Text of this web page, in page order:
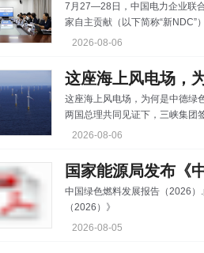
7月27—28日，中国电力企业联
家自主贡献（以下简称“新NDC”
NDC目标要求，深入了解全国
体系、服务国家“双碳”目标实现
副总工程师金和平出席座谈会。
重要组成部分，是落实国
2026-08-06
这座海上风电场，
这座海上风电场，为何是中德绿色合作标杆？ 十年前的
两国总理共同见证下，三峡集团
目80%股权。同年7月19日，三
来，三峡集团立足北海德国湾这
纽带，书写中德绿色能
2026-08-06
中国绿色燃料发展报告（2026
（2026）》
2026-08-05